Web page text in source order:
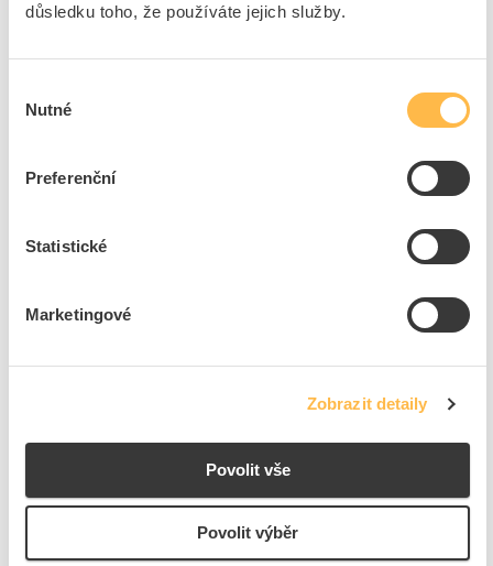
důsledku toho, že používáte jejich služby.
souhlasu
Nutné
Preferenční
Statistické
Marketingové
Zobrazit detaily
Povolit vše
Povolit výběr
Přidat k porovnání
5dní 358 ks
FENIX Termostat Watts V24 Wifi - centrální
Cena s DPH 7 774,01 Kč/ks
ks
Zobrazit